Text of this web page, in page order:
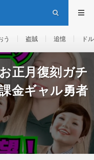
う 盗賊 追憶 ド
正月復刻ガチ
金ギャル勇者